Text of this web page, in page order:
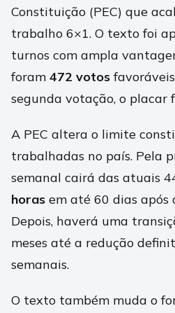
Constituição (PEC) que
trabalho 6×1. O texto foi
turnos com ampla
foram 472 votos
segunda votação, o placar
A PEC altera o limite
trabalhadas no país. Pela
semanal cairá das atuais
horas em até 60 dias após
Depois, haverá uma
meses até a redução
semanais.
O texto também muda o